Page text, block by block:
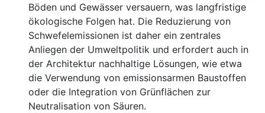
Böden und Gewässer versauern, was langfristige
ökologische Folgen hat. Die Reduzierung von
Schwefelemissionen ist daher ein zentrales
Anliegen der Umweltpolitik und erfordert auch in
der Architektur nachhaltige Lösungen, wie etwa
die Verwendung von emissionsarmen Baustoffen
oder die Integration von Grünflächen zur
Neutralisation von Säuren.